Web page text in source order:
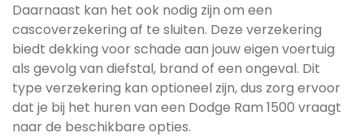
Daarnaast kan het ook nodig zijn om een
cascoverzekering af te sluiten. Deze verzekering
biedt dekking voor schade aan jouw eigen voertuig
als gevolg van diefstal, brand of een ongeval. Dit
type verzekering kan optioneel zijn, dus zorg ervoor
dat je bij het huren van een Dodge Ram 1500 vraagt
naar de beschikbare opties.